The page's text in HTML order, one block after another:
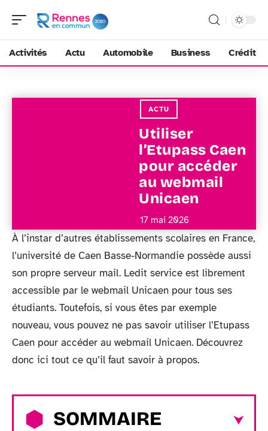
Activités Actu Automobile Business Crédit
ACTU
Utiliser
l’Etupass Caen
pour accéder
au webmail
Unicaen
17 mai 2026
À l’instar d’autres établissements scolaires en France,
l’université de Caen Basse-Normandie possède aussi
son propre serveur mail. Ledit service est librement
accessible par le webmail Unicaen pour tous ses
étudiants. Toutefois, si vous êtes par exemple
nouveau, vous pouvez ne pas savoir utiliser l’Etupass
Caen pour accéder au webmail Unicaen. Découvrez
donc ici tout ce qu’il faut savoir à propos.
SOMMAIRE